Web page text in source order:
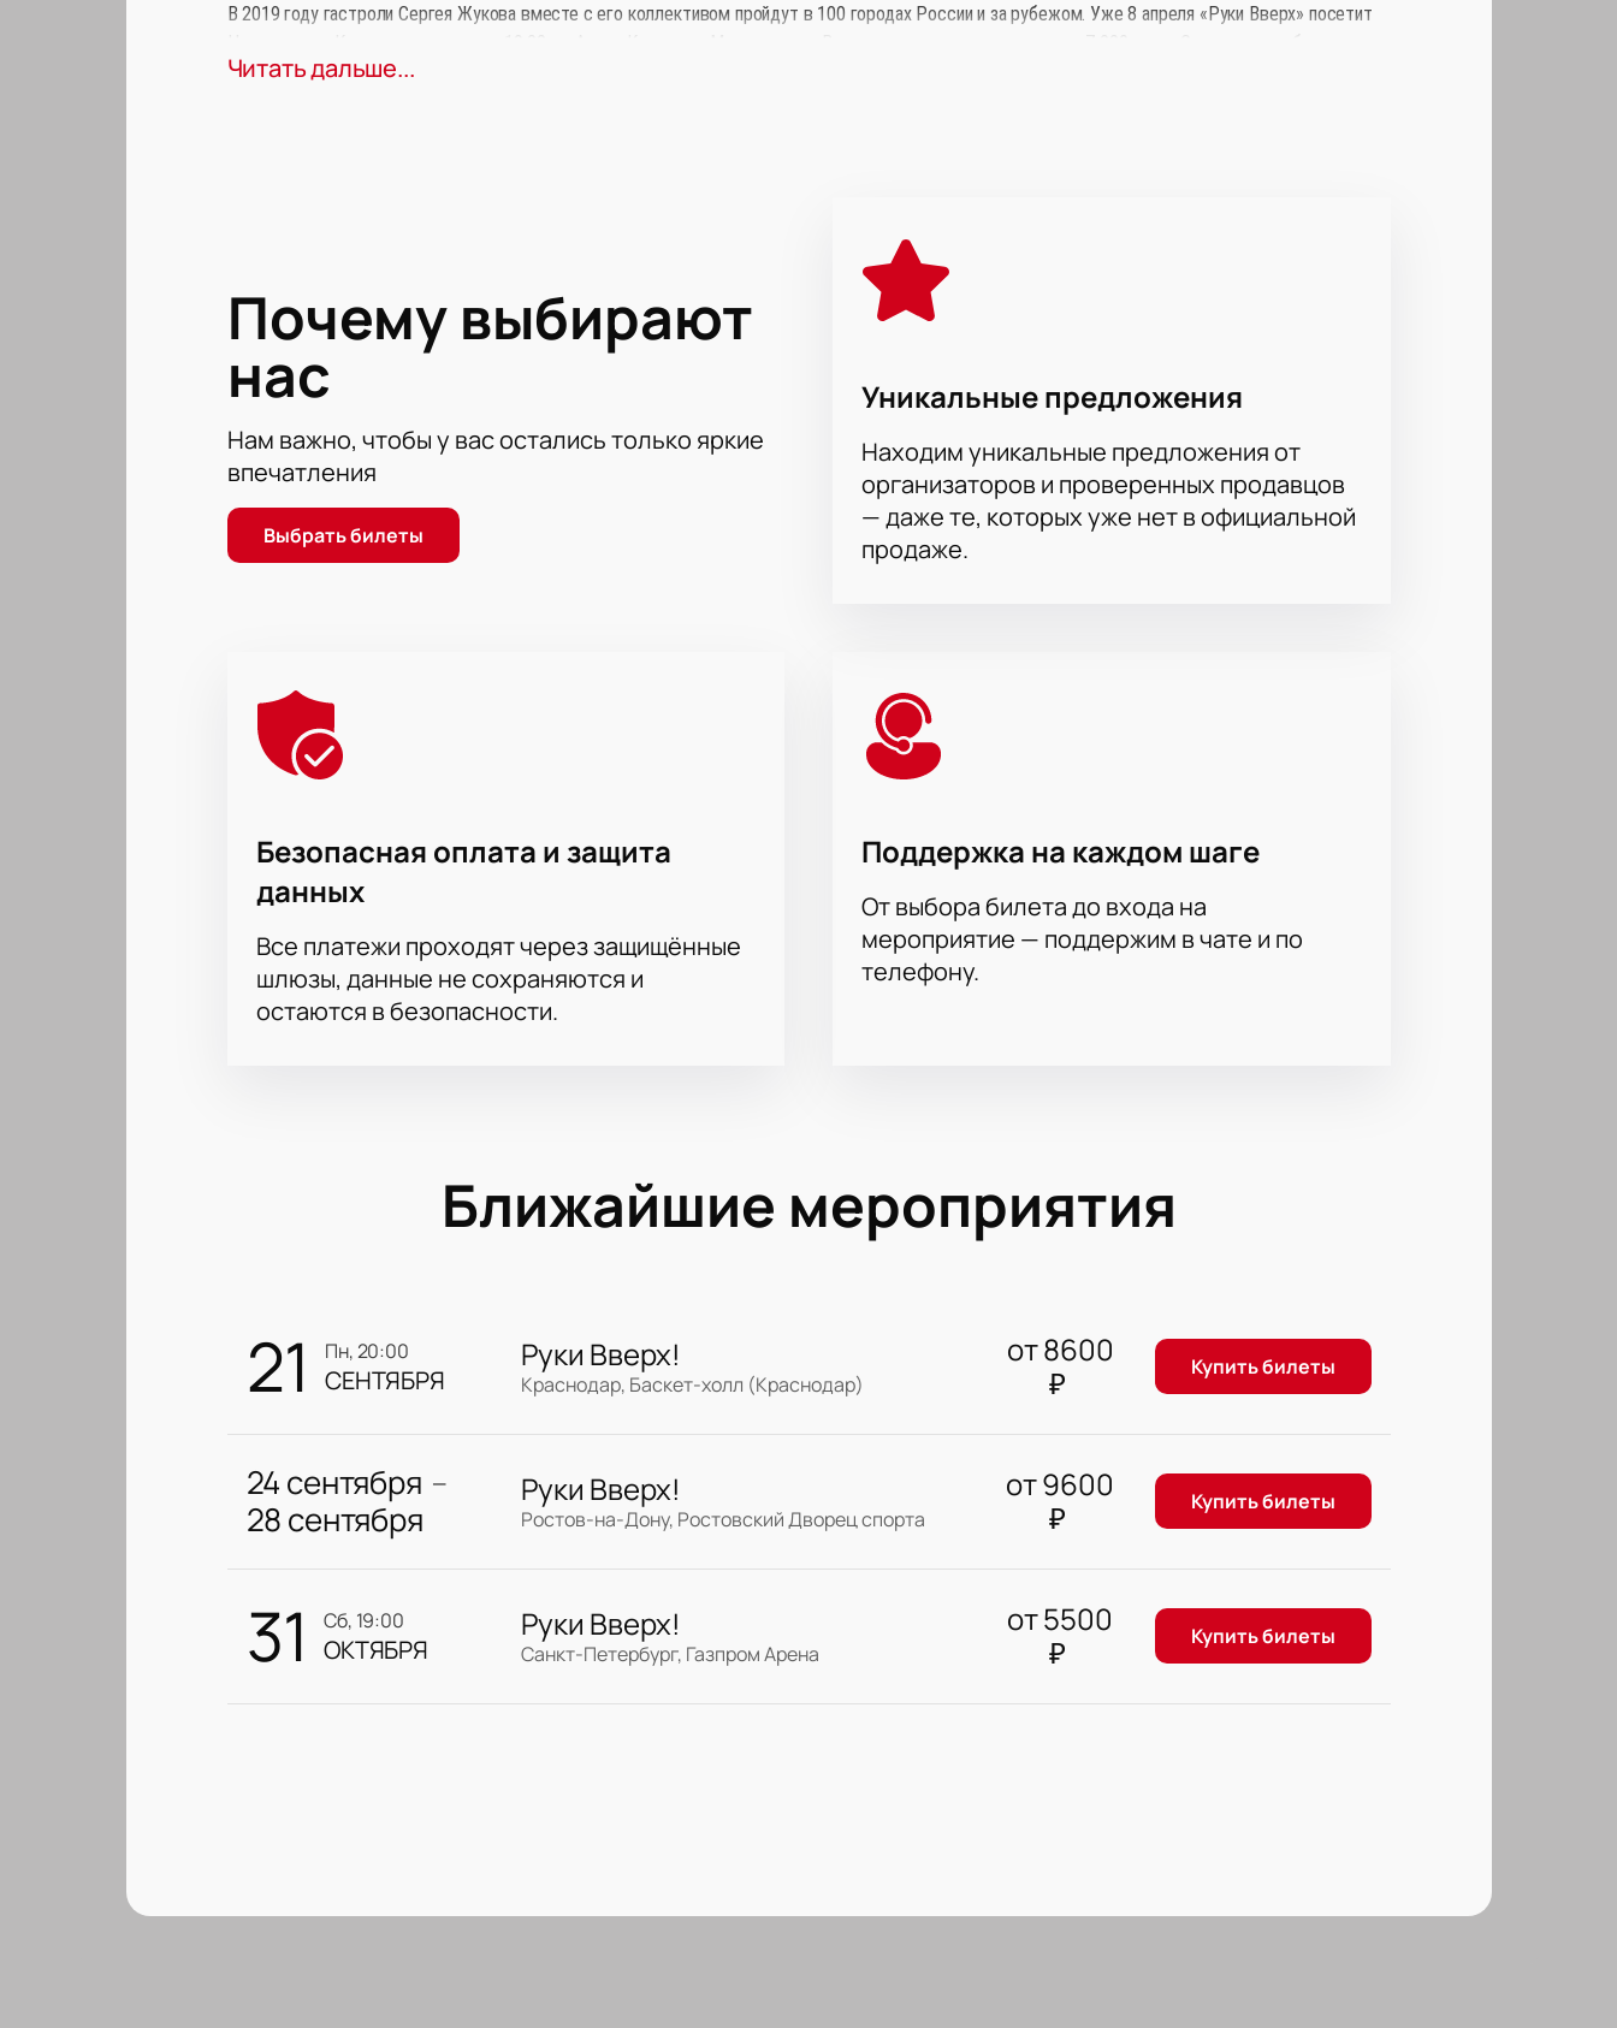
В 2019 году гастроли Сергея Жукова вместе с его коллективом пройдут в 100 городах России и за рубежом. Уже 8 апреля «Руки Вверх» посетит
открывается хороший вид на сцену, а зрители не мешают друг другу. Также в здании работает ресторан на сорок человек.
Читать дальше...
Почему выбирают
нас
Нам важно, чтобы у вас остались только яркие
впечатления
Выбрать билеты
Уникальные предложения
Находим уникальные предложения от
организаторов и проверенных продавцов
— даже те, которых уже нет в официальной
продаже.
Безопасная оплата и защита
данных
Все платежи проходят через защищённые
шлюзы, данные не сохраняются и
остаются в безопасности.
Поддержка на каждом шаге
От выбора билета до входа на
мероприятие — поддержим в чате и по
телефону.
Ближайшие мероприятия
21 пн, 20:00
СЕНТЯБРЯ
Руки Вверх!
Краснодар, Баскет-холл (Краснодар)
от8600
₽
Купить билеты
24 сентября —
28 сентября
Руки Вверх!
Ростов-на-Дону, Ростовский Дворец спорта
от9600
₽
Купить билеты
31 сб, 19:00
ОКТЯБРЯ
Руки Вверх!
Санкт-Петербург, Газпром Арена
от5500
₽
Купить билеты